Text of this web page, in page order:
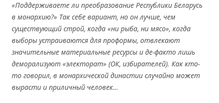
«Поддерживаетели преобразование Республики Беларусь
в монархию?» Так себе вариант, но он лучше, чем
существующий строй, когда «ни рыба, ни мясо», когда
выборы устраиваются для проформы, отвлекают
значительные материальные ресурсы и де-фактолишь
деморализуют «электорат» (ОК, избирателей). Как кто-
то говорил, в монархической династии случайно может
вырасти и приличный человек…